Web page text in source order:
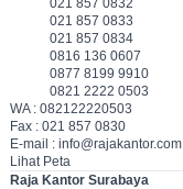
021 857 0832
021 857 0833
021 857 0834
0816 136 0607
0877 8199 9910
0821 2222 0503
WA : 082122220503
Fax : 021 857 0830
E-mail : info@rajakantor.com
Lihat Peta
Raja Kantor Surabaya